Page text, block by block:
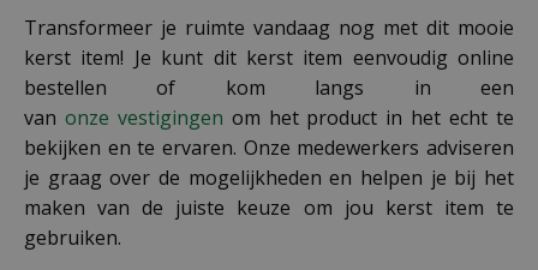
Transformeer je ruimte vandaag nog met dit mooie
kerst item! Je kunt dit kerst item eenvoudig online
bestellen of kom langs in een
van onze vestigingen om het product in het echt te
bekijken en te ervaren. Onze medewerkers adviseren
je graag over de mogelijkheden en helpen je bij het
maken van de juiste keuze om jou kerst item te
gebruiken.